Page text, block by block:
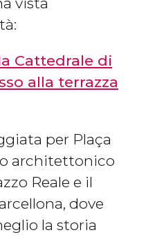
Cattedrale di
alla terrazza
per Plaça
architettonico
Reale e il
dove
la storia